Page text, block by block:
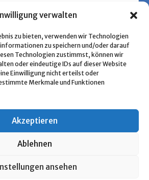
verwalten
zu bieten, verwenden wir Technologien
zu speichern und/oder darauf
Technologien zustimmst, können wir
oder eindeutige IDs auf dieser Website
Einwilligung nicht erteilst oder
Merkmale und Funktionen
Akzeptieren
Ablehnen
ansehen
Deutsches Jungvol
© 2026 Pfadfinden Archiv